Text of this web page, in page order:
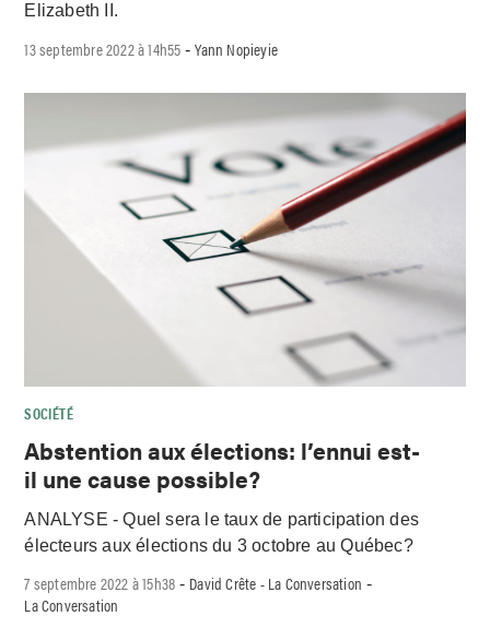
Elizabeth II.
13 septembre 2022 à 14h55 -Yann Nopieyie
SOCIÉTÉ
Abstention aux élections: l’ennui est-
il une cause possible?
ANALYSE - Quel sera le taux de participation des
électeurs aux élections du 3 octobre au Québec?
7 septembre 2022 à 15h38 - David Crête - La Conversation -
La Conversation